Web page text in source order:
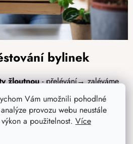
Vám umožnili pohodlné
provozu webu neustále
a použitelnost. Více
bylinek
žloutnou- přelévání→ zaléváme
se- nedostatek světla →
místo nebo použijeme umělé